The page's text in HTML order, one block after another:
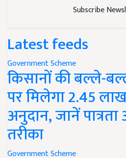
Subscribe
Latest feeds
Government Scheme
किसानों की बल्ले-
पर मिलेगा 2.45
अनुदान, जानें
तरीका
Government Scheme